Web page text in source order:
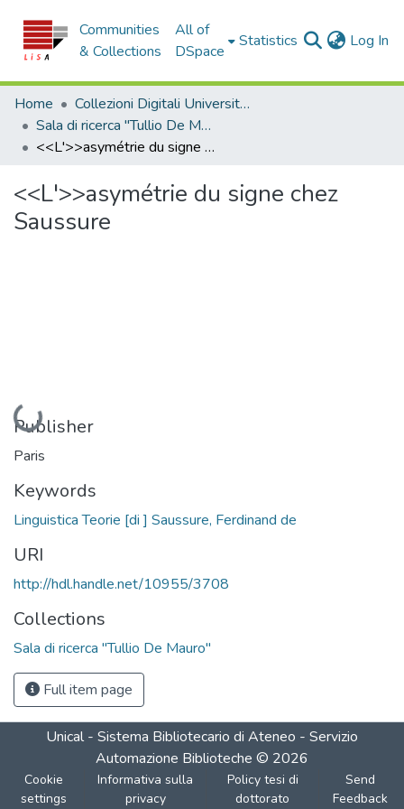
Communities
& Collections
All of
DSpace
Statistics Log In
Home
Collezioni Digitali Università della Calabria
Sala di ricerca "Tullio De Mauro"
<<L'>>asymétrie du signe chez Saussure
<<L'>>asymétrie du signe chez
Saussure
Loading...
Publisher
Paris
Keywords
Linguistica Teorie [di ] Saussure, Ferdinand de
URI
http://hdl.handle.net/10955/3708
Collections
Sala di ricerca "Tullio De Mauro"
Full item page
Unical - Sistema Bibliotecario di Ateneo - Servizio
Automazione Biblioteche © 2026
Cookie
settings
Informativa sulla
privacy
Policy tesi di
dottorato
Send
Feedback